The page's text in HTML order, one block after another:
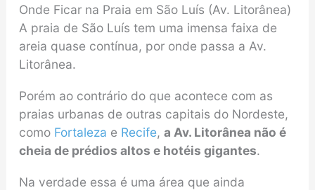
Onde Ficar na Praia em São Luís (Av. Litorânea)
A praia de São Luís tem uma imensa faixa de
areia quase contínua, por onde passa a Av.
Litorânea.
Porém ao contrário do que acontece com as
praias urbanas de outras capitais do Nordeste,
como Fortaleza e Recife, a Av. Litorânea não é
cheia de prédios altos e hotéis gigantes.
Na verdade essa é uma área que ainda